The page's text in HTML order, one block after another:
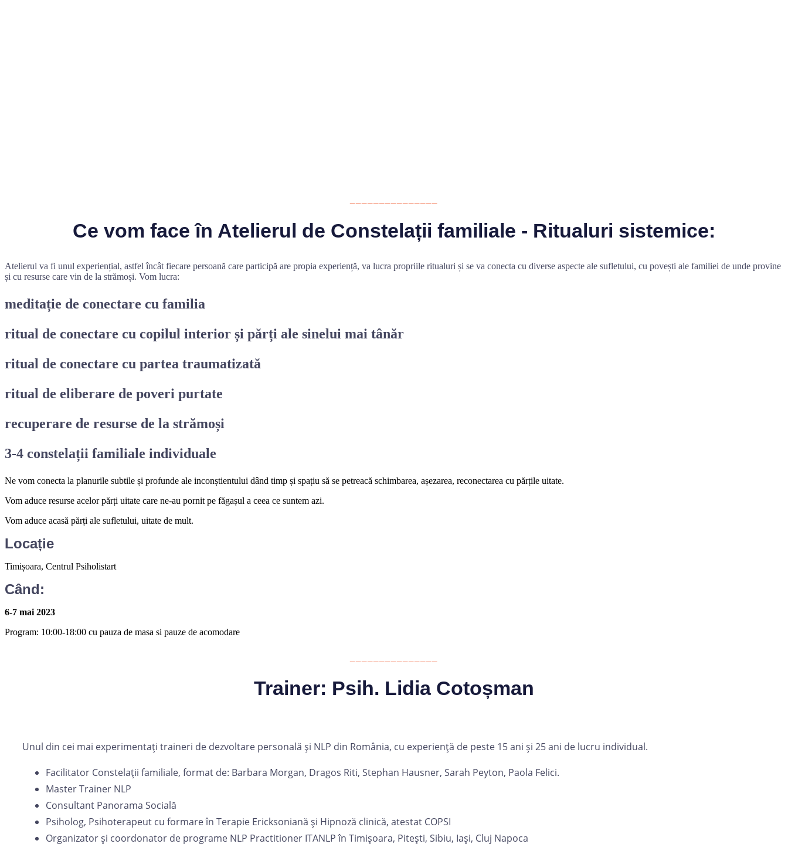
Ce vom face în Atelierul de Constelații familiale - Ritualuri sistemice:
Atelierul va fi unul experiențial, astfel încât fiecare persoană care participă are propia experiență, va lucra propriile ritualuri și se va conecta cu diverse aspecte ale sufletului, cu povești ale familiei de unde provine
și cu resurse care vin de la strămoși. Vom lucra:
meditație de conectare cu familia
ritual de conectare cu copilul interior și părți ale sinelui mai tânăr
ritual de conectare cu partea traumatizată
ritual de eliberare de poveri purtate
recuperare de resurse de la strămoși
3-4 constelații familiale individuale
Ne vom conecta la planurile subtile și profunde ale inconștientului dând timp și spațiu să se petreacă schimbarea, așezarea, reconectarea cu părțile uitate.
Vom aduce resurse acelor părți uitate care ne-au pornit pe făgașul a ceea ce suntem azi.
Vom aduce acasă părți ale sufletului, uitate de mult.
Locație
Timișoara, Centrul Psiholistart
Când:
6-7 mai 2023
Program: 10:00-18:00 cu pauza de masa si pauze de acomodare
Trainer: Psih. Lidia Cotoșman
Unul din cei mai experimentați traineri de dezvoltare personală și NLP din România, cu experiență de peste 15 ani și 25 ani de lucru individual.
Facilitator Constelații familiale, format de: Barbara Morgan, Dragos Riti, Stephan Hausner, Sarah Peyton, Paola Felici.
Master Trainer NLP
Consultant Panorama Socială
Psiholog, Psihoterapeut cu formare în Terapie Ericksoniană și Hipnoză clinică, atestat COPSI
Organizator și coordonator de programe NLP Practitioner ITANLP în Timișoara, Pitești, Sibiu, Iași, Cluj Napoca